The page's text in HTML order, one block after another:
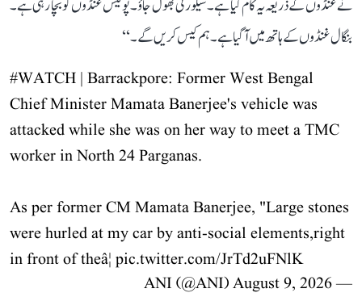
نے غنڈوں کے ذریعہ یہ کام کیا ہے۔ سیکورٹی بھول جاؤ۔ پولیس غنڈوں کو بچا رہی ہے۔
بنگال غنڈوں کے ہاتھ میں آ گیا ہے۔ ہم کیس کریں گے۔‘‘
#WATCH | Barrackpore: Former West Bengal
Chief Minister Mamata Banerjee's vehicle was
attacked while she was on her way to meet a TMC
worker in North 24 Parganas.
As per former CM Mamata Banerjee, "Large stones
were hurled at my car by anti-social elements,right
in front of theâ¦ pic.twitter.com/JrTd2uFNlK
— ANI (@ANI)
August 9, 2026